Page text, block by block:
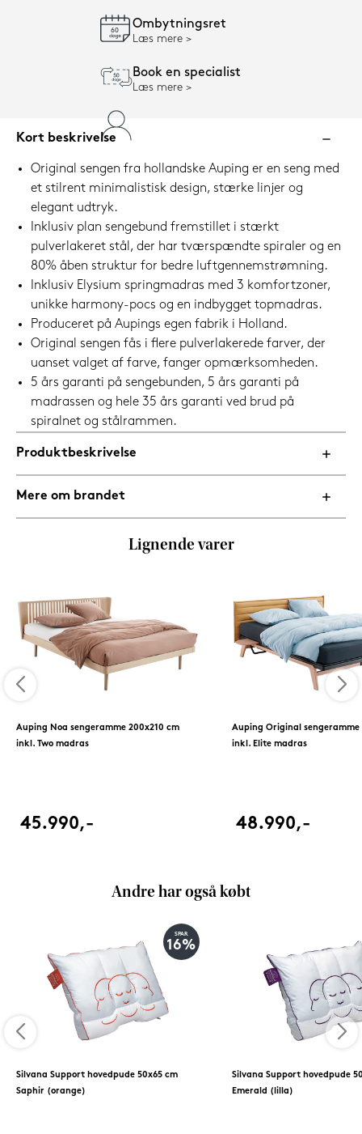
Ombytningsret
Læs mere
Book en specialist
Læs mere
Kort beskrivelse
Original sengen fra hollandske Auping er en seng med
et stilrent minimalistisk design, stærke linjer og
elegant udtryk.
Inklusiv plan sengebund fremstillet i stærkt
pulverlakeret stål, der har tværspændte spiraler og en
80% åben struktur for bedre luftgennemstrømning.
Inklusiv Elysium springmadras med 3 komfortzoner,
unikke harmony-pocs og en indbygget topmadras.
Produceret på Aupings egen fabrik i Holland.
Original sengen fås i flere pulverlakerede farver, der
uanset valget af farve, fanger opmærksomheden.
5 års garanti på sengebunden, 5 års garanti på
madrassen og hele 35 års garanti ved brud på
spiralnet og stålrammen.
Produktbeskrivelse
Mere om brandet
Lignende varer
Auping Noa sengeramme 200x210 cm
inkl. Two madras
45.990,-
Auping Original sengeramme
inkl. Elite madras
48.990,-
Andre har også købt
SPAR
16%
Silvana Support hovedpude 50x65 cm
Saphir (orange)
Silvana Support hovedpude
Emerald (lilla)